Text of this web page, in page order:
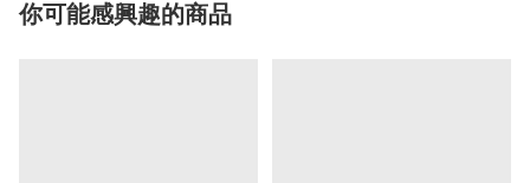
你可能感興趣的商品